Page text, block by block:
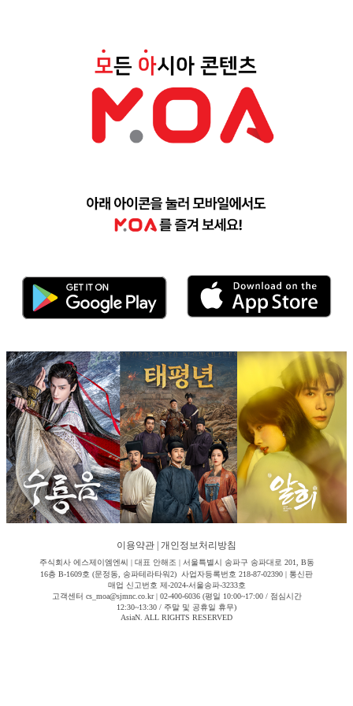
이용약관 개인정보처리방침
주식회사 에스제이엠엔씨 | 대표 안해조 | 서울특별시 송파구 송파대로 201, B동
16층 B-1609호 (문정동, 송파테라타워2) 사업자등록번호 218-87-02390 | 통신판
매업 신고번호 제-2024-서울송파-3233호
고객센터 cs_moa@sjmnc.co.kr | 02-400-6036 (평일 10:00~17:00 / 점심시간
12:30~13:30 / 주말 및 공휴일 휴무)
AsiaN. ALL RIGHTS RESERVED